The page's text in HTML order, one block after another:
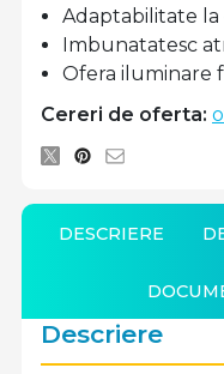
Adaptabilitate la
Imbunatatesc
Ofera iluminare
Cereri de oferta:
DESCRIERE
Descriere